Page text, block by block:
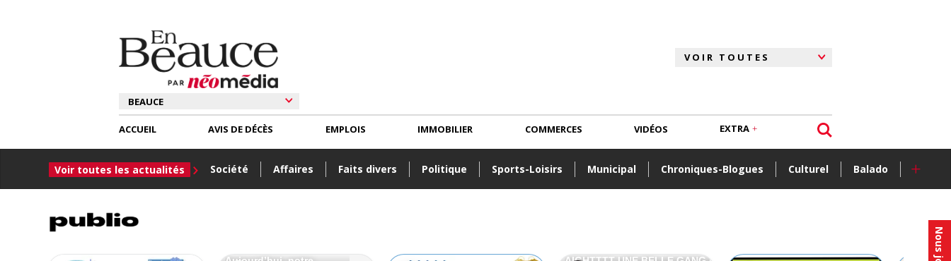
ACCUEIL
Voir toutes les actualités Société Affaires Faits divers Politique Sports-Loisirs Municipal Chroniques-Blogues Culturel Balado +
AVIS DE DÉCÈS EMPLOIS IMMOBILIER COMMERCES VIDÉOS EXTRA